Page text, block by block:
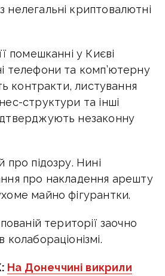
нелегальні криптовалютні
помешканні у Києві
телефони та комп’ютерну
контракти, листування
структури та інші
незаконну
про підозру. Нині
про накладення арешту
майно фігурантки.
території заочно
На Донеччині викрили